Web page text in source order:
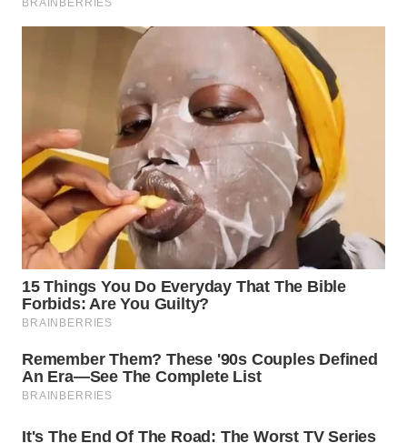
NIAS
WN
TAPANULI
SELATAN
WN
TANJUNG
LESUNG
WN
KARO
WN
SIMALUNGUN
WN